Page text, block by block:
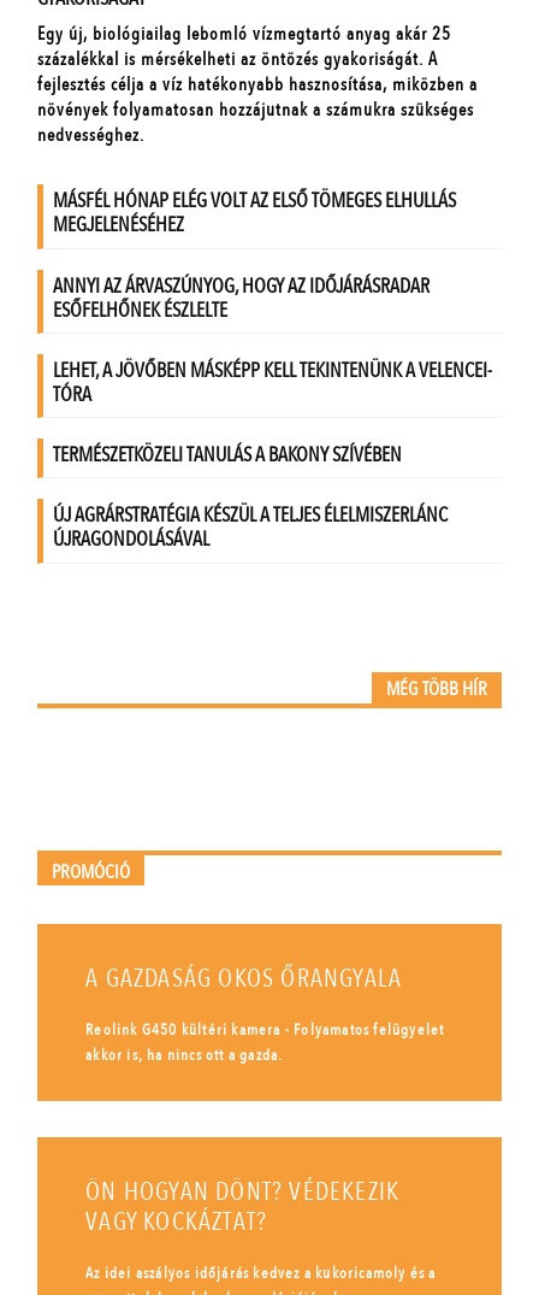
MÉG TÖBB HÍR
PROMÓCIÓ
A GAZDASÁG OKOS ŐRANGYALA
Reolink G450 kültéri kamera - Folyamatos felügyelet
akkor is, ha nincs ott a gazda.
ÖN HOGYAN DÖNT? VÉDEKEZIK
VAGY KOCKÁZTAT?
Az idei aszályos időjárás kedvez a kukoricamoly és a